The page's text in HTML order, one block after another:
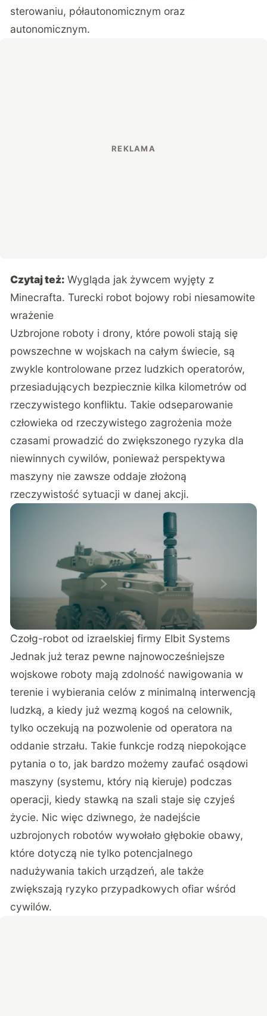
sterowaniu, półautonomicznym oraz
autonomicznym.
Czytaj też: Wygląda jak żywcem wyjęty z
Minecrafta. Turecki robot bojowy robi niesamowite
wrażenie
Uzbrojone roboty i drony, które powoli stają się
powszechne w wojskach na całym świecie, są
zwykle kontrolowane przez ludzkich operatorów,
przesiadujących bezpiecznie kilka kilometrów od
rzeczywistego konfliktu. Takie odseparowanie
człowieka od rzeczywistego zagrożenia może
czasami prowadzić do zwiększonego ryzyka dla
niewinnych cywilów, ponieważ perspektywa
maszyny nie zawsze oddaje złożoną
rzeczywistość sytuacji w danej akcji.
Czołg-robot od izraelskiej firmy Elbit Systems
Jednak już teraz pewne najnowocześniejsze
wojskowe roboty mają zdolność nawigowania w
terenie i wybierania celów z minimalną interwencją
ludzką, a kiedy już wezmą kogoś na celownik,
tylko oczekują na pozwolenie od operatora na
oddanie strzału. Takie funkcje rodzą niepokojące
pytania o to, jak bardzo możemy zaufać osądowi
maszyny (systemu, który nią kieruje) podczas
operacji, kiedy stawką na szali staje się czyjeś
życie. Nic więc dziwnego, że nadejście
uzbrojonych robotów wywołało głębokie obawy,
które dotyczą nie tylko potencjalnego
nadużywania takich urządzeń, ale także
zwiększają ryzyko przypadkowych ofiar wśród
cywilów.